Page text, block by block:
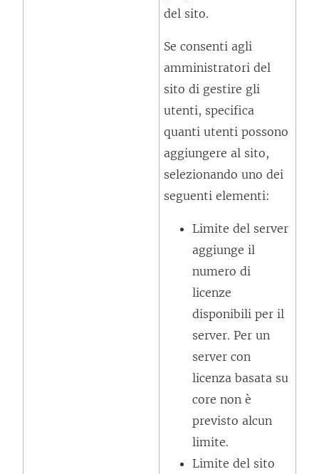
r
n
a
del sito.
Se consenti agli
amministratori del
sito di gestire gli
utenti, specifica
quanti utenti possono
aggiungere al sito,
selezionando uno dei
seguenti elementi:
Limite del server
aggiunge il
numero di
licenze
disponibili per il
server. Per un
server con
licenza basata su
core non è
previsto alcun
limite.
Limite del sito